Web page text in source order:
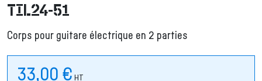
TIL24-51
Corps pour guitare électrique en 2 parties
33,00 € HT